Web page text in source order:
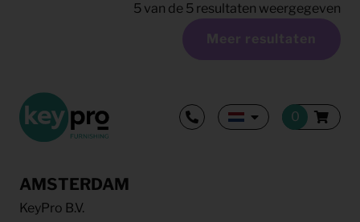
5 van de 5 resultaten weergegeven
Meer resultaten
AMSTERDAM
KeyPro B.V.